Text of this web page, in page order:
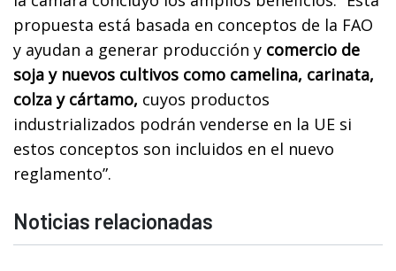
propuesta está basada en conceptos de la FAO
y ayudan a generar producción y comercio de
soja y nuevos cultivos como camelina, carinata,
colza y cártamo, cuyos productos
industrializados podrán venderse en la UE si
estos conceptos son incluidos en el nuevo
reglamento”.
Noticias relacionadas